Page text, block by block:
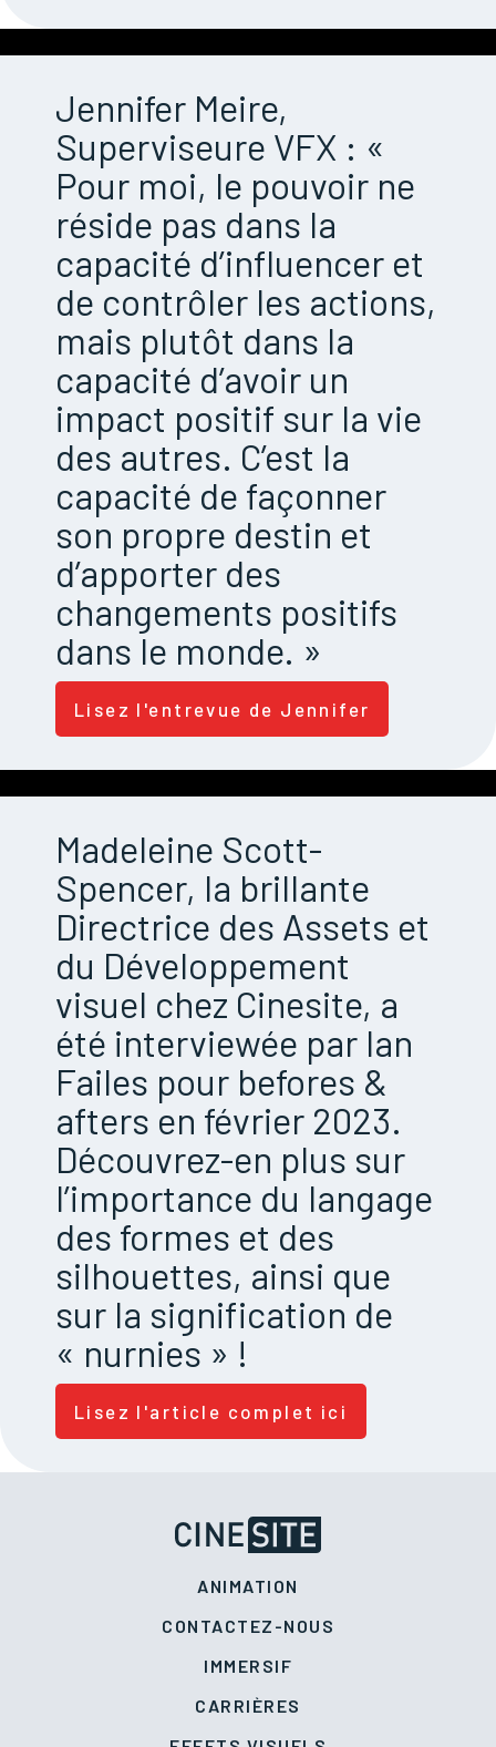
Jennifer Meire,
Superviseure VFX : «
Pour moi, le pouvoir ne
réside pas dans la
capacité d’influencer et
de contrôler les actions,
mais plutôt dans la
capacité d’avoir un
impact positif sur la vie
des autres. C’est la
capacité de façonner
son propre destin et
d’apporter des
changements positifs
dans le monde. »
Lisez l'entrevue de Jennifer
Madeleine Scott-
Spencer, la brillante
Directrice des Assets et
du Développement
visuel chez Cinesite, a
été interviewée par Ian
Failes pour befores &
afters en février 2023.
Découvrez-en plus sur
l’importance du langage
des formes et des
silhouettes, ainsi que
sur la signification de
« nurnies » !
Lisez l'article complet ici
ANIMATION
CONTACTEZ-NOUS
IMMERSIF
CARRIÈRES